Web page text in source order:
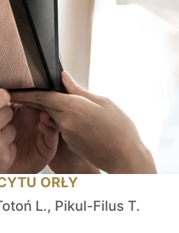
ORŁY
L., Pikul-Filus T.